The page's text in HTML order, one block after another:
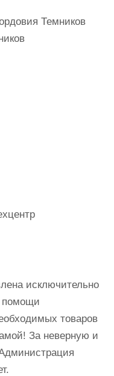
Темников
исключительно
помощи
товаров
За неверную и